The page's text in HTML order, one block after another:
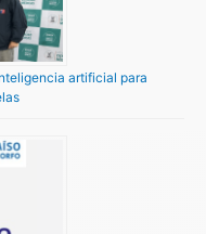
artificial para